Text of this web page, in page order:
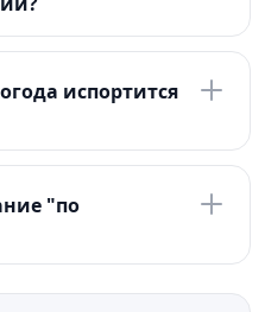
испортится
"по